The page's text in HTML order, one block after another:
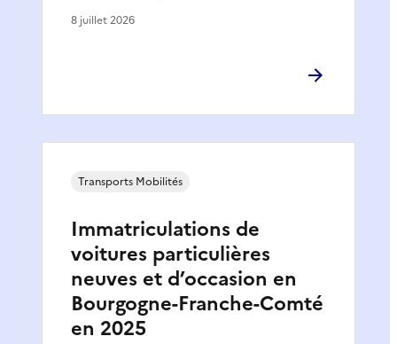
8 juillet 2026
Immatriculations de
voitures particulières
neuves et d’occasion en
Bourgogne-Franche-Comté
en 2025
Transports Mobilités